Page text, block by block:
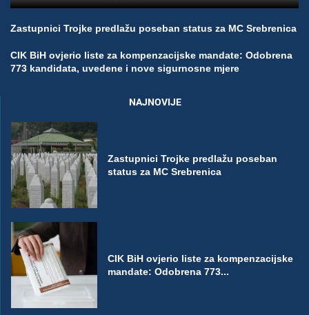
Zastupnici Trojke predlažu poseban status za MC Srebrenica
CIK BiH ovjerio liste za kompenzacijske mandate: Odobrena
773 kandidata, uvedene i nove sigurnosne mjere
NAJNOVIJE
Zastupnici Trojke predlažu poseban
status za MC Srebrenica
CIK BiH ovjerio liste za kompenzacijske
mandate: Odobrena 773...